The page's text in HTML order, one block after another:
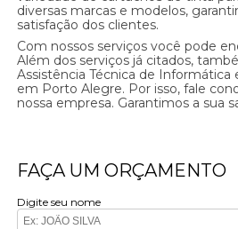
diversas marcas e modelos,
satisfação dos clientes.
Com nossos serviços você pode
Além dos serviços já citados,
Assistência Técnica de Informática
em Porto Alegre. Por isso, fale
nossa empresa. Garantimos a sua
FAÇA UM ORÇAMENTO
Digite seu nome